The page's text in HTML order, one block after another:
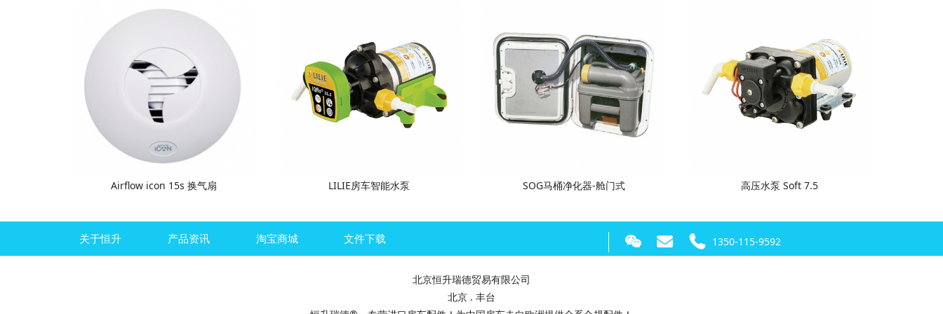
Airflow icon 15s 换气扇 LILIE房车智能水泵 SOG马桶净化器-舱门式 高压水泵 Soft 7.5
关于恒升 产品资讯 淘宝商城 文件下载 1350-115-9592
北京恒升瑞德贸易有限公司
北京 . 丰台